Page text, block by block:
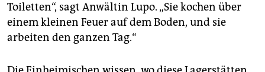
Toiletten“, sagt Anwältin Lupo. „Sie kochen über
einem kleinen Feuer auf dem Boden, und sie
arbeiten den ganzen Tag.“